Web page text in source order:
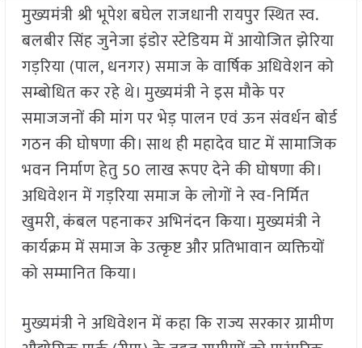
मुख्यमंत्री श्री भूपेश बघेल राजधानी रायपुर स्थित स्व.
बलबीर सिंह जुनेजा इंडोर स्टेडियम में आयोजित झेरिया
गड़रिया (पाल, धनगर) समाज के वार्षिक अधिवेशन को
सम्बोधित कर रहे थे। मुख्यमंत्री ने इस मौके पर
समाजजनों की मांग पर भेड़ पालन एवं ऊन संवर्धन बोर्ड
गठन की घोषणा की। साथ ही महादेव घाट में सामाजिक
भवन निर्माण हेतु 50 लाख रूपए देने की घोषणा की।
अधिवेशन में गड़रिया समाज के लोगों ने स्व-निर्मित
खुमरी, कंबल पहनाकर अभिनंदन किया। मुख्यमंत्री ने
कार्यक्रम में समाज के उत्कृष्ट और प्रतिभावान व्यक्तियों
को सम्मानित किया।
मुख्यमंत्री ने अधिवेशन में कहा कि राज्य सरकार ग्रामीण